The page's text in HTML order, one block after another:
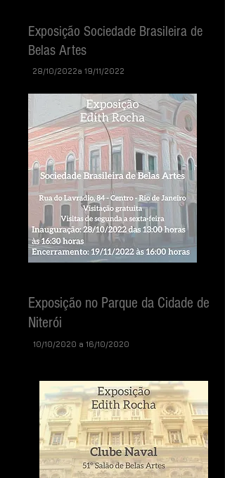
Exposição Sociedade Brasileira de
Belas Artes
28/10/2022a 19/11/2022
Exposição no Parque da Cidade de
Niterói
10/10/2020 a 16/10/2020